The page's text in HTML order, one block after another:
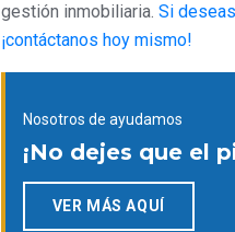
gestión inmobiliaria. Si
¡contáctanos hoy mismo!
Nosotros de ayudamos
¡No dejes que el
VER MÁS AQUÍ